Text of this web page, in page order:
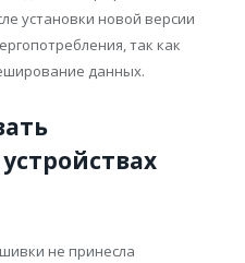
установки новой версии
так как
данных.
не принесла